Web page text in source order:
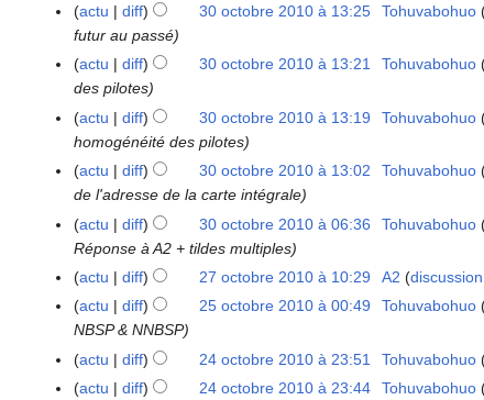
1
2
1
e
0
0
actu
diff 30 octobre 2010 à 13:25 Tohuvabohuo
futur au passé
actu
diff 30 octobre 2010 à 13:21 Tohuvabohuo
des pilotes
actu
diff 30 octobre 2010 à 13:19 Tohuvabohuo
homogénéité des pilotes
actu
diff 30 octobre 2010 à 13:02 Tohuvabohuo
de l'adresse de la carte intégrale
actu
diff 30 octobre 2010 à 06:36 Tohuvabohuo
Réponse à A2 + tildes multiples
2
7
actu diff 27 octobre 2010 à 10:29 A2 discussion
2
o
actu diff 25 octobre 2010 à 00:49 Tohuvabohuo
NBSP & NNBSP
2
4
actu diff 24 octobre 2010 à 23:51 Tohuvabohuo
actu
diff 24 octobre 2010 à 23:44 Tohuvabohuo